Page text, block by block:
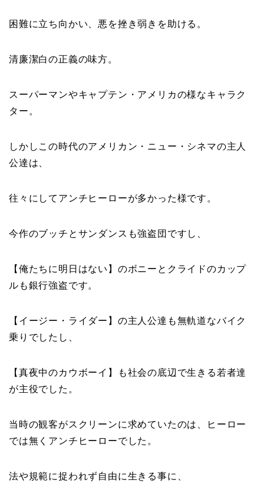
困難に立ち向かい、悪を挫き弱きを助ける。
清廉潔白の正義の味方。
スーパーマンやキャプテン・アメリカの様なキャラク
ター。
しかしこの時代のアメリカン・ニュー・シネマの主人
公達は、
往々にしてアンチヒーローが多かった様です。
今作のブッチとサンダンスも強盗団ですし、
【俺たちに明日はない】のボニーとクライドのカップ
ルも銀行強盗です。
【イージー・ライダー】の主人公達も無軌道なバイク
乗りでしたし、
【真夜中のカウボーイ】も社会の底辺で生きる若者達
が主役でした。
当時の観客がスクリーンに求めていたのは、ヒーロー
では無くアンチヒーローでした。
法や規範に捉われず自由に生きる事に、